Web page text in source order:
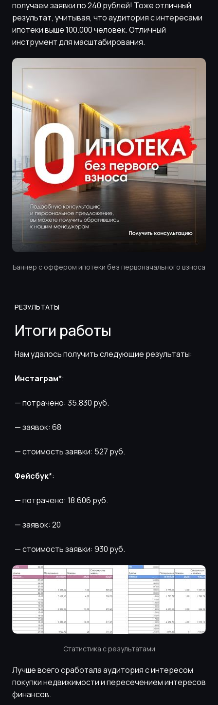
получаем заявки по 240 рублей! Тоже отличный
результат, учитывая, что аудитория с интересами
ипотеки выше 100.000 человек. Отличный
инструмент для масштабирования.
Баннер с оффером ипотеки без первоначального взноса
РЕЗУЛЬТАТЫ
Итоги работы
Нам удалось получить следующие результаты:
Инстаграм*:
— потрачено: 35.830 руб.
— заявок: 68
— стоимость заявки: 527 руб.
Фейсбук*:
— потрачено: 18.606 руб.
— заявок: 20
— стоимость заявки: 930 руб.
Статистика с результатами
Лучше всего сработала аудитория с интересом
покупки недвижимости и пересечением интересов
финансов.